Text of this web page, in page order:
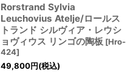
Rorstrand Sylvia
Leuchovius Atelje/ロールス
トランド シルヴィア・レウシ
ョヴィウス リンゴの陶板 [Hro-
424]
49,800円(税込)